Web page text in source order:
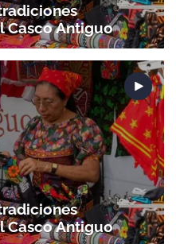
Casco Antiguo
Casco Antiguo